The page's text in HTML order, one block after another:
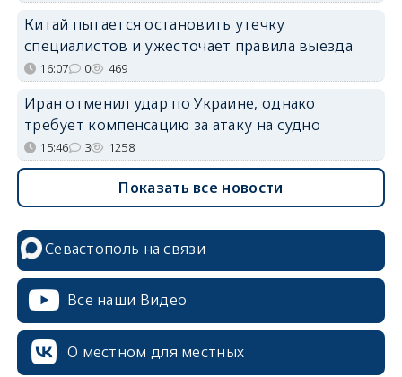
Китай пытается остановить утечку
специалистов и ужесточает правила выезда
16:07 0 469
Иран отменил удар по Украине, однако
требует компенсацию за атаку на судно
15:46 3 1258
Показать все новости
Севастополь на связи
Все наши Видео
О местном для местных